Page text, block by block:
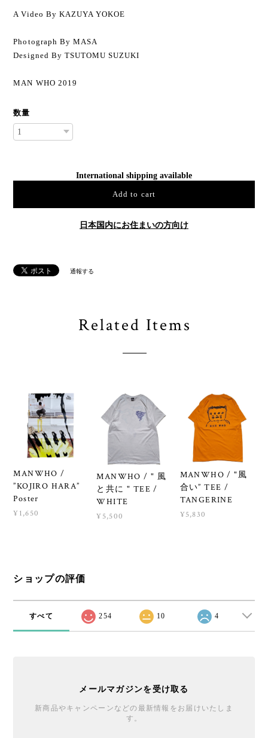
A Video By KAZUYA YOKOE
Photograph By MASA
Designed By TSUTOMU SUZUKI
MAN WHO 2019
数量
International shipping available
Add to cart
日本国内にお住まいの方向け
通報する
Related Items
MANWHO /
”KOJIRO HARA”
Poster
¥1,650
MANWHO / " 風
と共に " TEE /
WHITE
¥5,500
MANWHO / "風
合い” TEE /
TANGERINE
¥5,830
ショップの評価
すべて 254 10 4
メールマガジンを受け取る
新商品やキャンペーンなどの最新情報をお届けいたしま
す。